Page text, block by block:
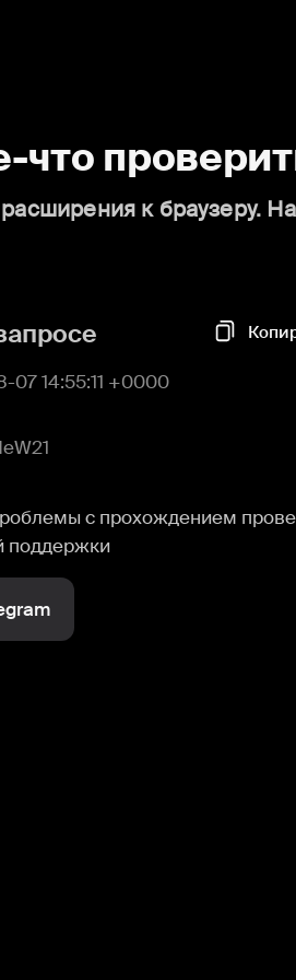
что
к браузеру.
07 14:55:11 +0000
с прохождением
поддержки